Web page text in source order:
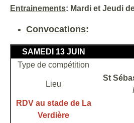
Entrainements: Mardi et Jeudi
Convocations:
SAMEDI 13 JUIN
Type de compétition
Lieu
St
RDV au stade de La
Verdière